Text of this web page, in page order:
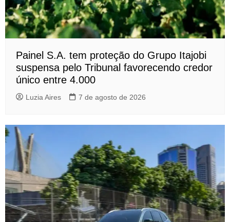
Painel S.A. tem proteção do Grupo Itajobi
suspensa pelo Tribunal favorecendo credor
único entre 4.000
Luzia Aires 7 de agosto de 2026